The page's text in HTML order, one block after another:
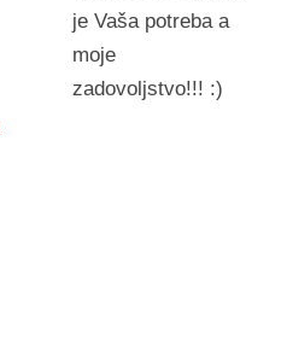
je Vaša potreba a
moje
zadovoljstvo!!! :)